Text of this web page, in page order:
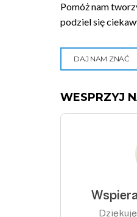
Pomóż nam
podziel się
DAJ NAM ZNAĆ
WESPRZYJ